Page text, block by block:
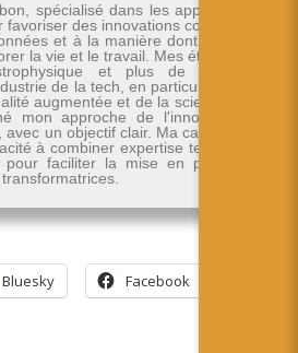
spécialisé dans les applications
des innovations concrètes.
et à la manière dont on peut
la vie et le travail. Mes études en
et plus de 30 ans
de la tech, en particulier dans
augmentée et de la science des
mon approche de l'innovation -
un objectif clair. Ma carrière se
à combiner expertise technique
faciliter la mise en place de
Bluesky Facebook